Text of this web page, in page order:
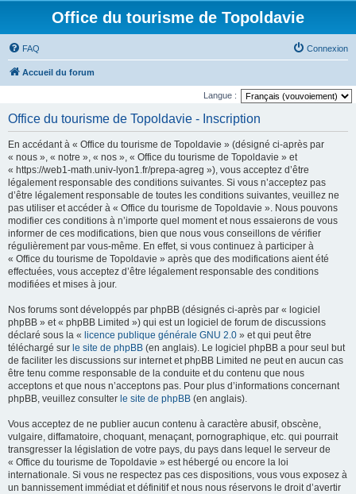
Office du tourisme de Topoldavie
FAQ Connexion
Accueil du forum
Langue :
Office du tourisme de Topoldavie - Inscription
En accédant à « Office du tourisme de Topoldavie » (désigné ci-après par
« nous », « notre », « nos », « Office du tourisme de Topoldavie » et
« https://web1-math.univ-lyon1.fr/prepa-agreg »), vous acceptez d’être
légalement responsable des conditions suivantes. Si vous n’acceptez pas
d’être légalement responsable de toutes les conditions suivantes, veuillez ne
pas utiliser et accéder à « Office du tourisme de Topoldavie ». Nous pouvons
modifier ces conditions à n’importe quel moment et nous essaierons de vous
informer de ces modifications, bien que nous vous conseillons de vérifier
régulièrement par vous-même. En effet, si vous continuez à participer à
« Office du tourisme de Topoldavie » après que des modifications aient été
effectuées, vous acceptez d’être légalement responsable des conditions
modifiées et mises à jour.
Nos forums sont développés par phpBB (désignés ci-après par « logiciel
phpBB » et « phpBB Limited ») qui est un logiciel de forum de discussions
déclaré sous la « licence publique générale GNU 2.0 » et qui peut être
téléchargé sur le site de phpBB (en anglais). Le logiciel phpBB a pour seul but
de faciliter les discussions sur internet et phpBB Limited ne peut en aucun cas
être tenu comme responsable de la conduite et du contenu que nous
acceptons et que nous n’acceptons pas. Pour plus d’informations concernant
phpBB, veuillez consulter le site de phpBB (en anglais).
Vous acceptez de ne publier aucun contenu à caractère abusif, obscène,
vulgaire, diffamatoire, choquant, menaçant, pornographique, etc. qui pourrait
transgresser la législation de votre pays, du pays dans lequel le serveur de
« Office du tourisme de Topoldavie » est hébergé ou encore la loi
internationale. Si vous ne respectez pas ces dispositions, vous vous exposez à
un bannissement immédiat et définitif et nous nous réservons le droit d’avertir